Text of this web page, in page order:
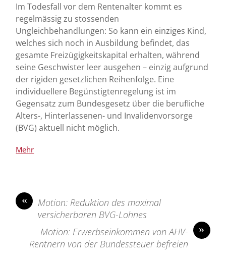
Im Todesfall vor dem Rentenalter kommt es
regelmässig zu stossenden
Ungleichbehandlungen: So kann ein einziges Kind,
welches sich noch in Ausbildung befindet, das
gesamte Freizügigkeitskapital erhalten, während
seine Geschwister leer ausgehen – einzig aufgrund
der rigiden gesetzlichen Reihenfolge. Eine
individuellere Begünstigtenregelung ist im
Gegensatz zum Bundesgesetz über die berufliche
Alters-, Hinterlassenen- und Invalidenvorsorge
(BVG) aktuell nicht möglich.
«
Motion: Reduktion des maximal
versicherbaren BVG-Lohnes
»
Motion: Erwerbseinkommen von AHV-
Rentnern von der Bundessteuer befreien